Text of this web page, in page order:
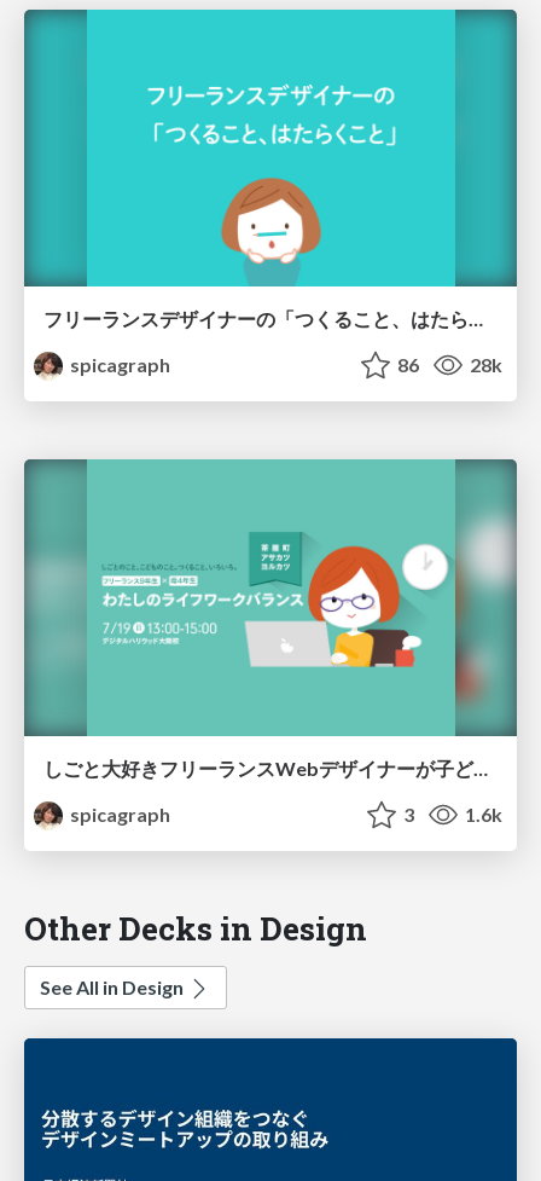
フリーランスデザイナーの「つくること、はたらくこと」
spicagraph
86 28k
しごと大好きフリーランスWebデザイナーが子どもを持ったらどうなる？「わたしのライフワークバランス」
spicagraph
3 1.6k
Other Decks in Design
See All in Design